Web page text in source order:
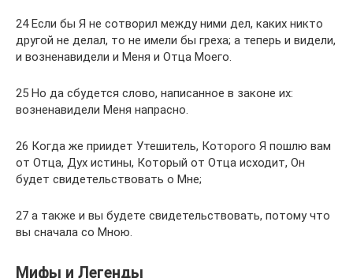
24 Если бы Я не сотворил между ними дел, каких никто
другой не делал, то не имели бы греха; а теперь и видели,
и возненавидели и Меня и Отца Моего.
25 Но да сбудется слово, написанное в законе их:
возненавидели Меня напрасно.
26 Когда же приидет Утешитель, Которого Я пошлю вам
от Отца, Дух истины, Который от Отца исходит, Он
будет свидетельствовать о Мне;
27 а также и вы будете свидетельствовать, потому что
вы сначала со Мною.
Мифы и Легенды